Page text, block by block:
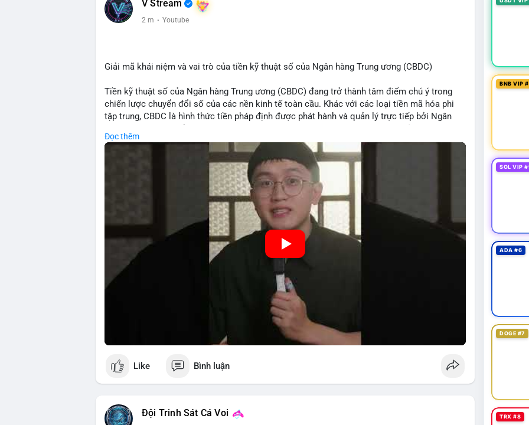
V Stream
2 m · Youtube
Giải mã khái niệm và vai trò của tiền kỹ thuật số của Ngân hàng Trung ương (CBDC)
Tiền kỹ thuật số của Ngân hàng Trung ương (CBDC) đang trở thành tâm điểm chú ý trong
chiến lược chuyển đổi số của các nền kinh tế toàn cầu. Khác với các loại tiền mã hóa phi
tập trung, CBDC là hình thức tiền pháp định được phát hành và quản lý trực tiếp bởi Ngân
tiền tệ. Việc triển khai CBDC hứa hẹn sẽ thay đổi diện mạo của hạ tầng tài chính truyền
thống, mang lại sự tiện lợi trong giao dịch nhưng cũng đặt ra nhiều thách thức về quyền
Đọc thêm
Like Bình luận
Đội Trinh Sát Cá Voi
BNB VIP
SOL VIP
ADA #6
DOGE #7
TRX #8